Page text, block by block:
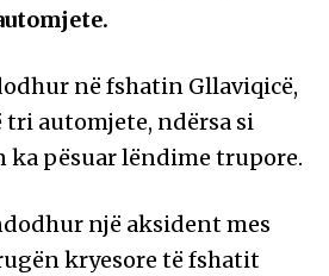
në fshatin Gllaviqicë,
automjete, ndërsa si
ka pësuar lëndime trupore.
një aksident mes
kryesore të fshatit